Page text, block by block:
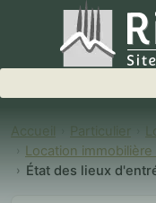
Accueil Particulier
Location
État des lieux